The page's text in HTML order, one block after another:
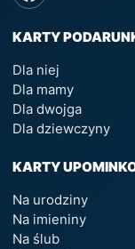
KARTY
Dla niej
Dla mamy
Dla dwojga
Dla dziewczyny
KARTY
Na urodziny
Na imieniny
Na ślub